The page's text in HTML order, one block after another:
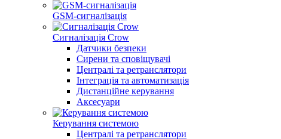
GSM-сигналізація
Сигналізація Crow
Датчики безпеки
Сирени та сповіщувачі
Централі та ретранслятори
Інтеграція та автоматизація
Дистанційне керування
Аксесуари
Керування системою
Централі та ретранслятори